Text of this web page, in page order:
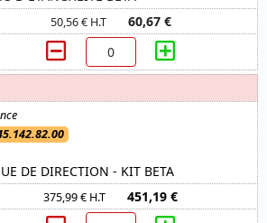
50,56 € H.T 60,67 €
DE DIRECTION - KIT BETA
375,99 € H.T 451,19 €